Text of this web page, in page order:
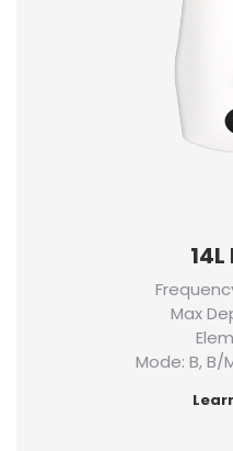
Max
Mode: B, B/